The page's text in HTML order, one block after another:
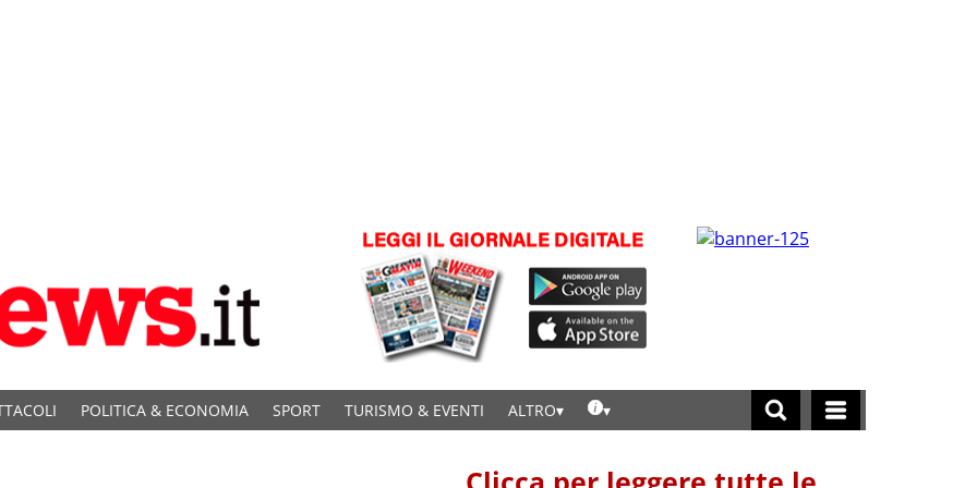
POLITICA & ECONOMIA SPORT TURISMO & EVENTI ALTRO